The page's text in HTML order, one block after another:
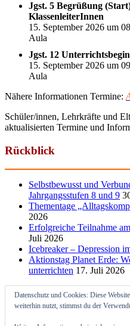
Jgst. 5 Begrüßung
KlassenleiterInnen
15. September 2026 um
Aula
Jgst. 12
15. September 2026 um
Aula
Nähere Informationen Termine:
Schüler/innen, Lehrkräfte und
aktualisierten Termine und
Rückblick
Selbstbewusst und
Jahrgangsstufen 8 und 9
Thementage
2026
Erfolgreiche Teilnahme
Juli 2026
Icebreaker – Depression
Aktionstag Planet Erde:
unterrichten 17. Juli 2026
Datenschutz und Cookies: Diese
weiterhin nutzt, stimmst du der